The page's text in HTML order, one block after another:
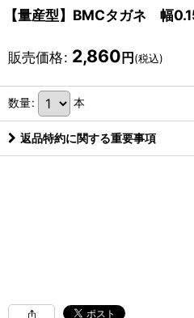
【量産型】BMCタガネ 幅
販売価格: 2,860円(税込)
数量: 本
返品特約に関する重要事項